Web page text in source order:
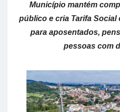
Município mantém
público e cria Tarifa Social
para aposentados,
pessoas com